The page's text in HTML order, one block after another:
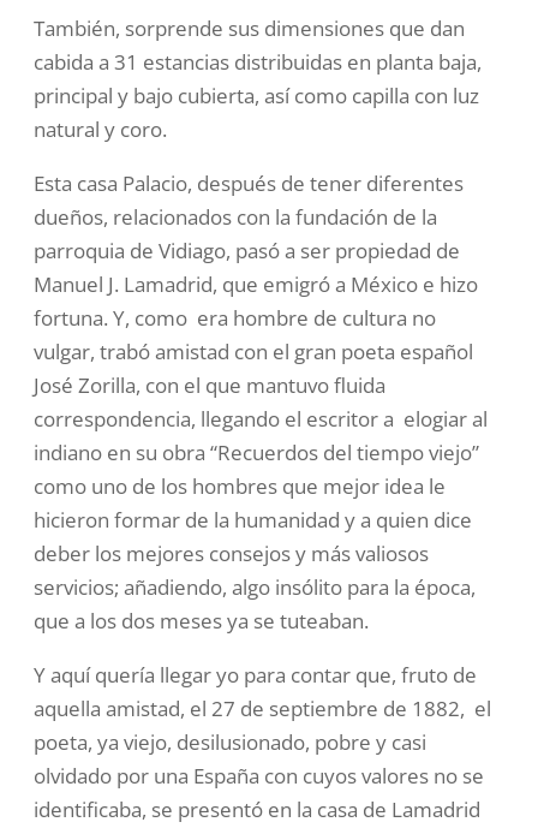
También, sorprende sus dimensiones que dan
cabida a 31 estancias distribuidas en planta baja,
principal y bajo cubierta, así como capilla con luz
natural y coro.
Esta casa Palacio, después de tener diferentes
dueños, relacionados con la fundación de la
parroquia de Vidiago, pasó a ser propiedad de
Manuel J. Lamadrid, que emigró a México e hizo
fortuna. Y, como era hombre de cultura no
vulgar, trabó amistad con el gran poeta español
José Zorilla, con el que mantuvo fluida
correspondencia, llegando el escritor a elogiar al
indiano en su obra “Recuerdos del tiempo viejo”
como uno de los hombres que mejor idea le
hicieron formar de la humanidad y a quien dice
deber los mejores consejos y más valiosos
servicios; añadiendo, algo insólito para la época,
que a los dos meses ya se tuteaban.
Y aquí quería llegar yo para contar que, fruto de
aquella amistad, el 27 de septiembre de 1882, el
poeta, ya viejo, desilusionado, pobre y casi
olvidado por una España con cuyos valores no se
identificaba, se presentó en la casa de Lamadrid